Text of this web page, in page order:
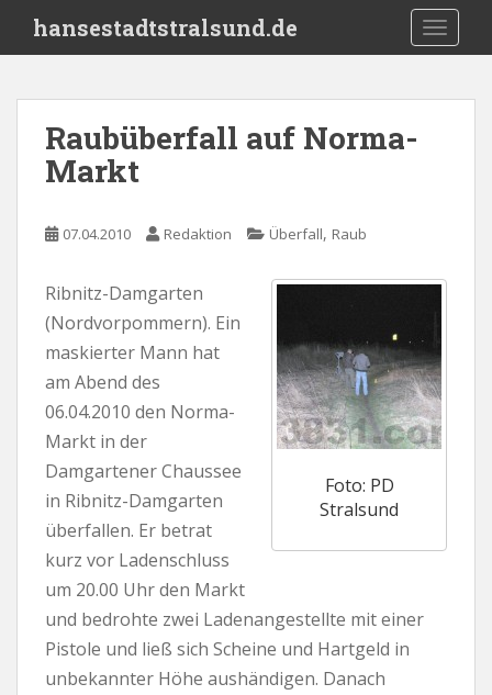
i
hansestadtstralsund.de
Raubüberfall auf Norma-
Markt
07.04.2010 Redaktion Überfall, Raub
Foto: PD
Stralsund
Ribnitz-Damgarten
(Nordvorpommern). Ein
maskierter Mann hat
am Abend des
06.04.2010 den Norma-
Markt in der
Damgartener Chaussee
in Ribnitz-Damgarten
überfallen. Er betrat
kurz vor Ladenschluss
um 20.00 Uhr den Markt
und bedrohte zwei Ladenangestellte mit einer
Pistole und ließ sich Scheine und Hartgeld in
unbekannter Höhe aushändigen. Danach